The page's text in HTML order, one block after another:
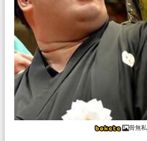
骨無私